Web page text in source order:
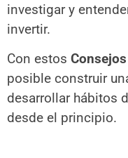
investigar y
invertir.
Con estos
posible construir
desarrollar hábitos
desde el principio.